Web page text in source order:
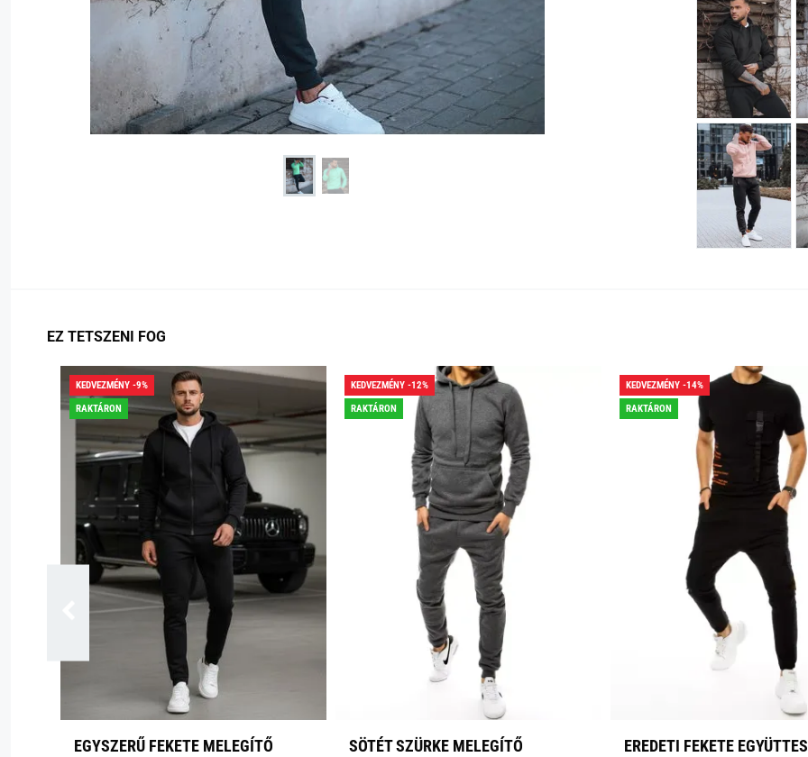
EZ TETSZENI FOG
KEDVEZMÉNY -9%
RAKTÁRON
EGYSZERŰ FEKETE MELEGÍTŐ
KEDVEZMÉNY -12%
RAKTÁRON
SÖTÉT SZÜRKE MELEGÍTŐ
KEDVEZMÉNY -14%
RAKTÁRON
EREDETI FEKETE EGYÜTTES